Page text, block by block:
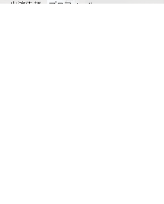
出演依頼・プロフィール